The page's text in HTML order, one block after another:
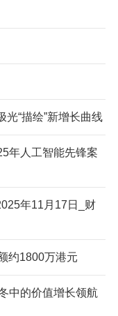
“描绘”新增长曲线
年人工智能先锋案
年11月17日_财
约1800万港元
中的价值增长领航